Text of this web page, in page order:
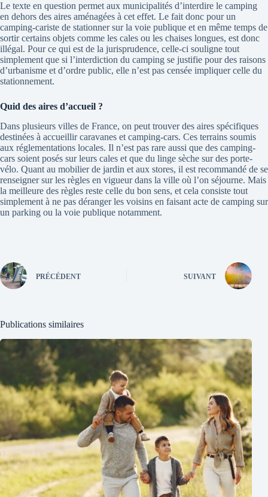
Le texte en question permet aux municipalités d’interdire le camping
en dehors des aires aménagées à cet effet. Le fait donc pour un
camping-cariste de stationner sur la voie publique et en même temps de
sortir certains objets comme les cales ou les chaises longues, est donc
illégal. Pour ce qui est de la jurisprudence, celle-ci souligne tout
simplement que si l’interdiction du camping se justifie pour des raisons
d’urbanisme et d’ordre public, elle n’est pas censée impliquer celle du
stationnement.
Quid des aires d’accueil ?
Dans plusieurs villes de France, on peut trouver des aires spécifiques
destinées à accueillir caravanes et camping-cars. Ces terrains soumis
aux réglementations locales. Il n’est pas rare aussi que des camping-
cars soient posés sur leurs cales et que du linge sèche sur des porte-
vélo. Quant au mobilier de jardin et aux stores, il est recommandé de se
renseigner sur les règles en vigueur dans la ville où l’on séjourne. Mais
la meilleure des règles reste celle du bon sens, et cela consiste tout
simplement à ne pas déranger les voisins en faisant acte de camping sur
un parking ou la voie publique notamment.
PRÉCÉDENT SUIVANT
Publications similaires